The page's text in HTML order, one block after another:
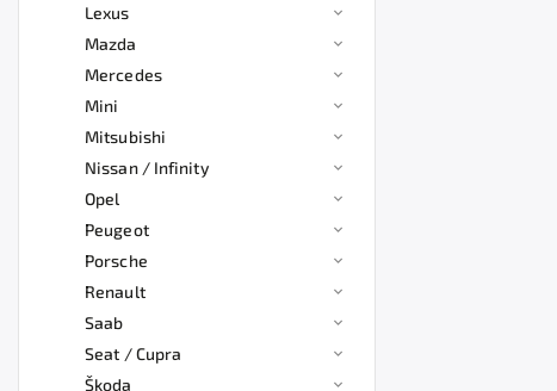
Lexus
Mazda
Mercedes
Mini
Mitsubishi
Nissan / Infinity
Opel
Peugeot
Porsche
Renault
Saab
Seat / Cupra
Škoda